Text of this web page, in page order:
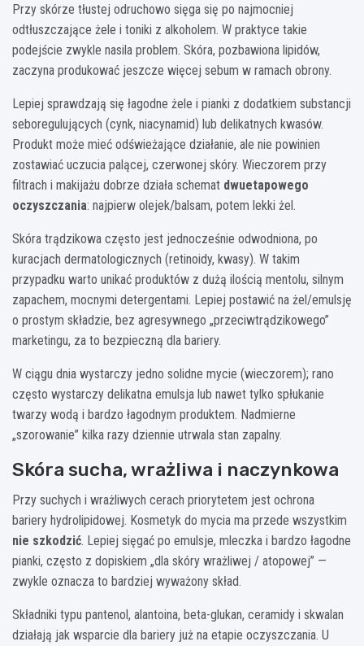
Przy skórze tłustej odruchowo sięga się po najmocniej
odtłuszczające żele i toniki z alkoholem. W praktyce takie
podejście zwykle nasila problem. Skóra, pozbawiona lipidów,
zaczyna produkować jeszcze więcej sebum w ramach obrony.
Lepiej sprawdzają się łagodne żele i pianki z dodatkiem substancji
seboregulujących (cynk, niacynamid) lub delikatnych kwasów.
Produkt może mieć odświeżające działanie, ale nie powinien
zostawiać uczucia palącej, czerwonej skóry. Wieczorem przy
filtrach i makijażu dobrze działa schemat dwuetapowego
oczyszczania: najpierw olejek/balsam, potem lekki żel.
Skóra trądzikowa często jest jednocześnie odwodniona, po
kuracjach dermatologicznych (retinoidy, kwasy). W takim
przypadku warto unikać produktów z dużą ilością mentolu, silnym
zapachem, mocnymi detergentami. Lepiej postawić na żel/emulsję
o prostym składzie, bez agresywnego „przeciwtrądzikowego”
marketingu, za to bezpieczną dla bariery.
W ciągu dnia wystarczy jedno solidne mycie (wieczorem); rano
często wystarczy delikatna emulsja lub nawet tylko spłukanie
twarzy wodą i bardzo łagodnym produktem. Nadmierne
„szorowanie” kilka razy dziennie utrwala stan zapalny.
Skóra sucha, wrażliwa i naczynkowa
Przy suchych i wrażliwych cerach priorytetem jest ochrona
bariery hydrolipidowej. Kosmetyk do mycia ma przede wszystkim
nie szkodzić. Lepiej sięgać po emulsje, mleczka i bardzo łagodne
pianki, często z dopiskiem „dla skóry wrażliwej / atopowej” —
zwykle oznacza to bardziej wyważony skład.
Składniki typu pantenol, alantoina, beta-glukan, ceramidy i skwalan
działają jak wsparcie dla bariery już na etapie oczyszczania. U